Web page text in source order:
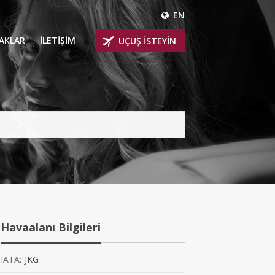
EN
UÇAKLAR
UÇAKLAR
İLETİŞİM UÇUŞ İSTEYİN
Havaalanı Bilgileri
IATA: JKG